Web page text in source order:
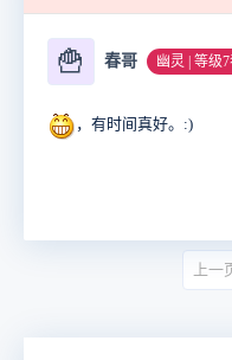
🍟 春哥 幽灵 | 等级
，有时间真好。:)
上一